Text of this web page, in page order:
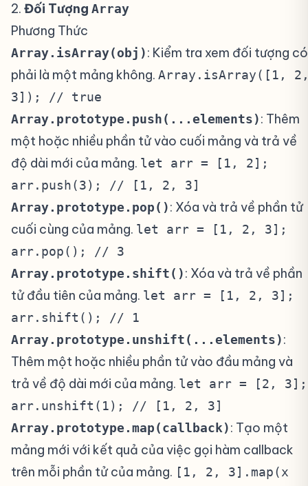
2. Đối Tượng Array
Phương Thức
Array.isArray(obj): Kiểm tra xem đối tượng có
phải là một mảng không. Array.isArray([1,
3]); // true
Array.prototype.push(...elements): Thêm
một hoặc nhiều phần tử vào cuối mảng và trả về
độ dài mới của mảng. let arr = [1, 2];
arr.push(3); // [1, 2, 3]
Array.prototype.pop(): Xóa và trả về phần tử
cuối cùng của mảng. let arr = [1, 2, 3];
arr.pop(); // 3
Array.prototype.shift(): Xóa và trả về phần
tử đầu tiên của mảng. let arr = [1, 2, 3];
arr.shift(); // 1
Array.prototype.unshift(...elements):
Thêm một hoặc nhiều phần tử vào đầu mảng và
trả về độ dài mới của mảng. let arr = [2, 3];
arr.unshift(1); // [1, 2, 3]
Array.prototype.map(callback): Tạo một
mảng mới với kết quả của việc gọi hàm callback
trên mỗi phần tử của mảng. [1, 2, 3].map(x